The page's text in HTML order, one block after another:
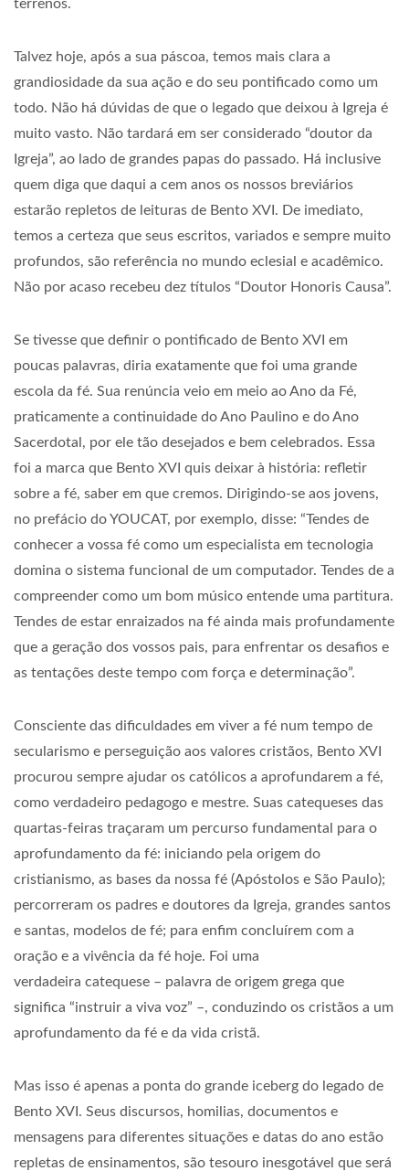
terrenos.
Talvez hoje, após a sua páscoa, temos mais clara a
grandiosidade da sua ação e do seu pontificado como um
todo. Não há dúvidas de que o legado que deixou à Igreja é
muito vasto. Não tardará em ser considerado “doutor da
Igreja”, ao lado de grandes papas do passado. Há inclusive
quem diga que daqui a cem anos os nossos breviários
estarão repletos de leituras de Bento XVI. De imediato,
temos a certeza que seus escritos, variados e sempre muito
profundos, são referência no mundo eclesial e acadêmico.
Não por acaso recebeu dez títulos “Doutor Honoris Causa”.
Se tivesse que definir o pontificado de Bento XVI em
poucas palavras, diria exatamente que foi uma grande
escola da fé. Sua renúncia veio em meio ao Ano da Fé,
praticamente a continuidade do Ano Paulino e do Ano
Sacerdotal, por ele tão desejados e bem celebrados. Essa
foi a marca que Bento XVI quis deixar à história: refletir
sobre a fé, saber em que cremos. Dirigindo-se aos jovens,
no prefácio do YOUCAT, por exemplo, disse: “Tendes de
conhecer a vossa fé como um especialista em tecnologia
domina o sistema funcional de um computador. Tendes de a
compreender como um bom músico entende uma partitura.
Tendes de estar enraizados na fé ainda mais profundamente
que a geração dos vossos pais, para enfrentar os desafios e
as tentações deste tempo com força e determinação”.
Consciente das dificuldades em viver a fé num tempo de
secularismo e perseguição aos valores cristãos, Bento XVI
procurou sempre ajudar os católicos a aprofundarem a fé,
como verdadeiro pedagogo e mestre. Suas catequeses das
quartas-feiras traçaram um percurso fundamental para o
aprofundamento da fé: iniciando pela origem do
cristianismo, as bases da nossa fé (Apóstolos e São Paulo);
percorreram os padres e doutores da Igreja, grandes santos
e santas, modelos de fé; para enfim concluírem com a
oração e a vivência da fé hoje. Foi uma
verdadeira catequese – palavra de origem grega que
significa “instruir a viva voz” –, conduzindo os cristãos a um
aprofundamento da fé e da vida cristã.
Mas isso é apenas a ponta do grande iceberg do legado de
Bento XVI. Seus discursos, homilias, documentos e
mensagens para diferentes situações e datas do ano estão
repletas de ensinamentos, são tesouro inesgotável que será